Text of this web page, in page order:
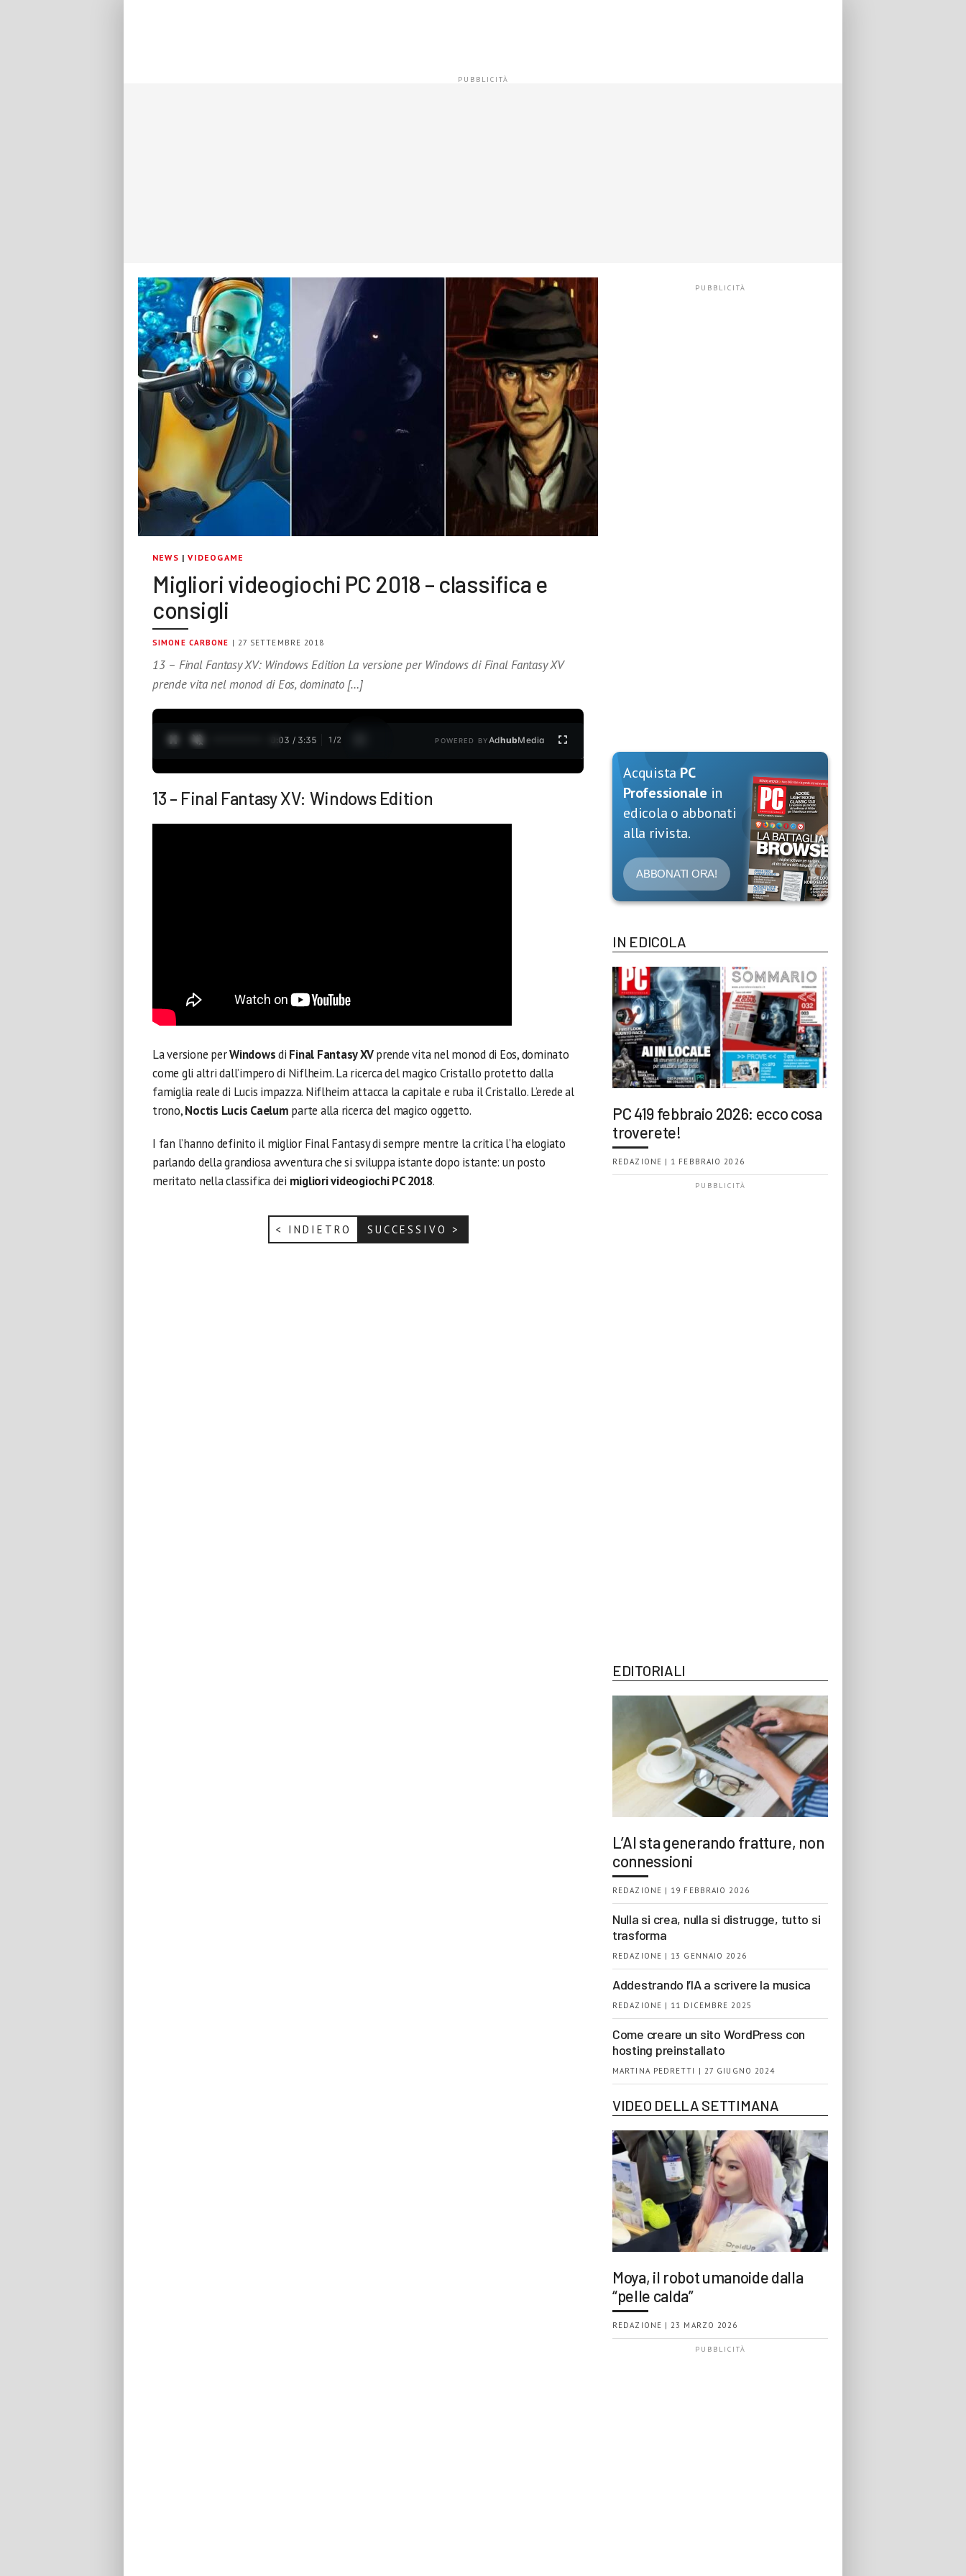
NEWS |VIDEOGAME
Migliori videogiochi PC 2018 – classifica e
consigli
SIMONE CARBONE | 27 SETTEMBRE 2018
13 – Final Fantasy XV: Windows Edition La versione per Windows di Final Fantasy XV
prende vita nel monod di Eos, dominato […]
0:04 / 3:35 1 /2 POWERED BYAdhubMedia
13 – Final Fantasy XV: Windows Edition
La versione perWindowsdi Final Fantasy XVprende vita nel monod di Eos, dominato
come gli altri dall’impero di Niflheim. La ricerca del magico Cristallo protetto dalla
famiglia reale di Lucis impazza. Niflheim attacca la capitale e ruba il Cristallo. L’erede al
trono,Noctis Lucis Caelum parte alla ricerca del magico oggetto.
I fan l’hanno definito il miglior Final Fantasy di sempre mentre la critica l’ha elogiato
parlando della grandiosa avventura che si sviluppa istante dopo istante: un posto
meritato nella classifica dei migliori videogiochi PC 2018.
< INDIETRO SUCCESSIVO >
Acquista PC
Professionale in
edicola o abbonati
alla rivista.
ABBONATI ORA!
IN EDICOLA
PC 419 febbraio 2026: ecco cosa
troverete!
REDAZIONE | 1 FEBBRAIO 2026
EDITORIALI
L’AI sta generando fratture, non
connessioni
REDAZIONE | 19 FEBBRAIO 2026
Nulla si crea, nulla si distrugge, tutto si
trasforma
REDAZIONE | 13 GENNAIO 2026
Addestrando l’IA a scrivere la musica
REDAZIONE | 11 DICEMBRE 2025
Come creare un sito WordPress con
hosting preinstallato
MARTINA PEDRETTI | 27 GIUGNO 2024
VIDEO DELLA SETTIMANA
Moya, il robot umanoide dalla
“pelle calda”
REDAZIONE | 23 MARZO 2026